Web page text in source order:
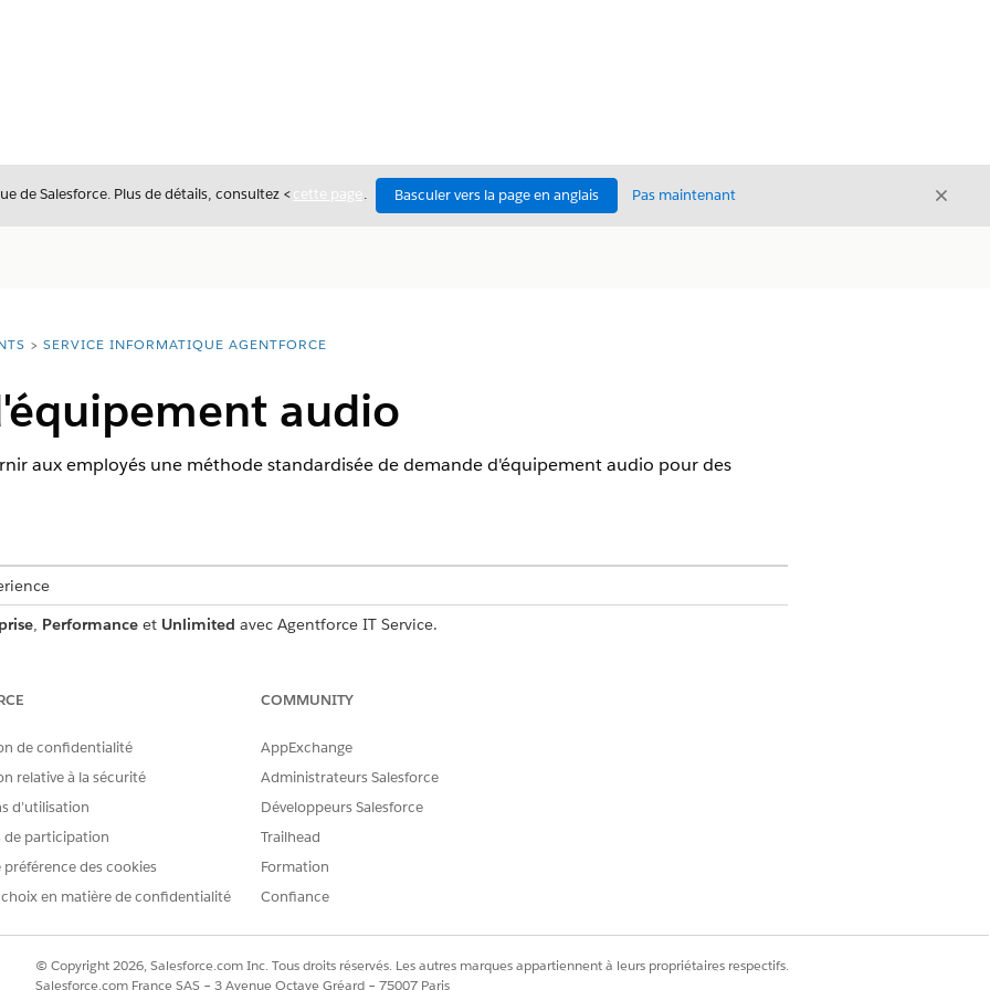
de Salesforce. Plus de détails, consultez <cette page . Basculer vers la page en anglais Pas maintenant Fermer
SERVICE INFORMATIQUE AGENTFORCE
audio
aux employés une méthode standardisée de demande d'équipement audio pour des
, Performanceet Unlimited avec Agentforce IT Service.
Vérifiez ce qui est inclus avec le modèle.
modèle capture les détails suivants de l'employé :
la réunion ou de l'événement.
Les détails de la salle de réunion que l'employé souhaite réserver.
de la réunion planifiée.
la demande d'exécution manuelle vers l'équipe informatique. Vous pouvez élaborer un flux
de confidentialité
relative à la sécurité
d’utilisation
de participation
des cookies
choix en matière de confidentialité
COMMUNITY
AppExchange
Administrateurs Salesforce
Développeurs Salesforce
Trailhead
Formation
Confiance
© Copyright 2026, Salesforce.com Inc. Tous droits réservés. Les autres marques appartiennent à leurs propriétaires respectifs.
Salesforce.com France SAS – 3 Avenue Octave Gréard – 75007 Paris